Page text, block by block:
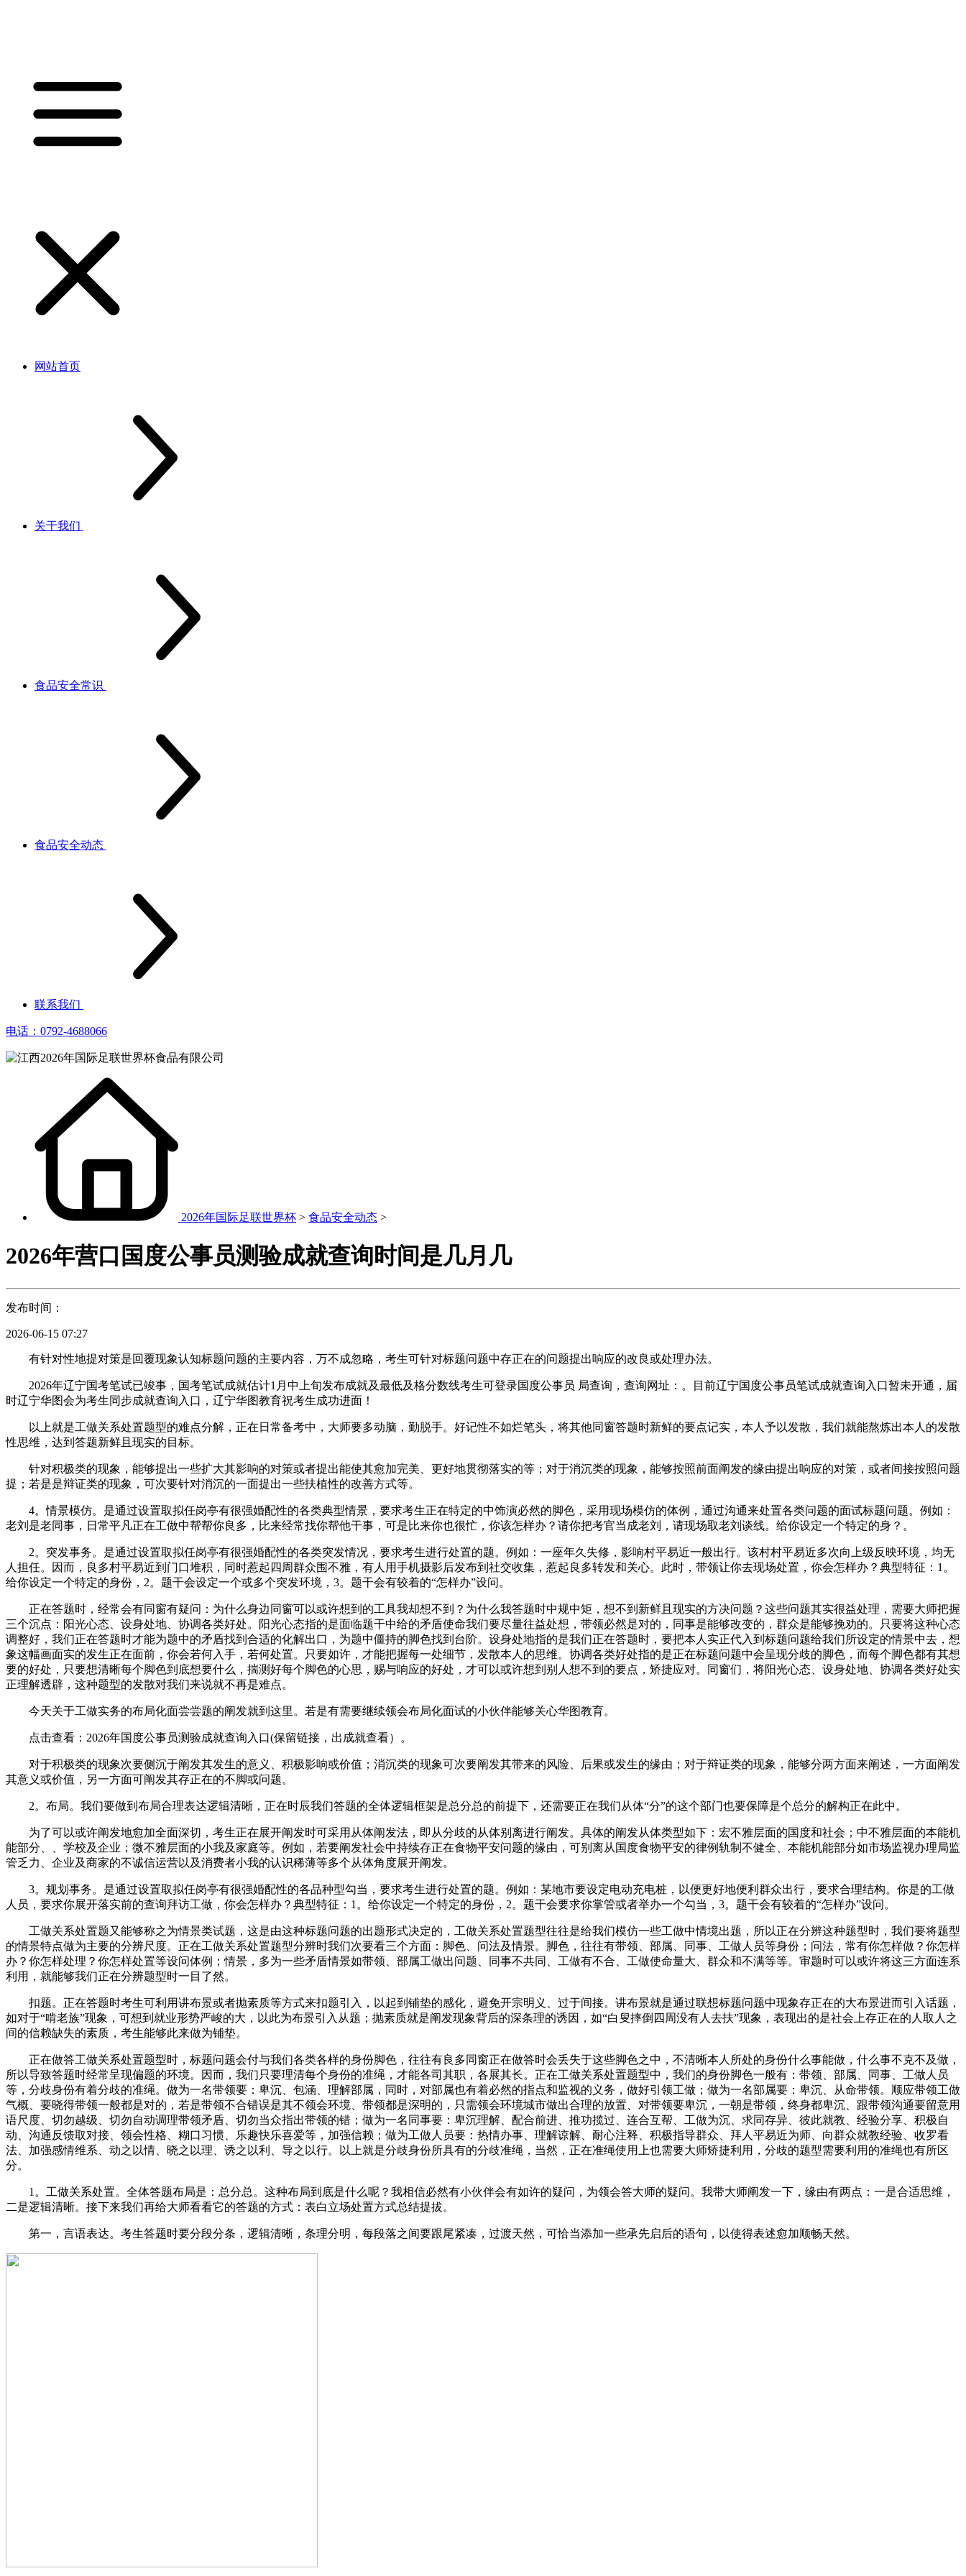
网站首页
关于我们
食品安全常识
食品安全动态
联系我们
电话：0792-4688066
2026年国际足联世界杯 > 食品安全动态 >
2026年营口国度公事员测验成就查询时间是几月几
发布时间：
2026-06-15 07:27
有针对性地提对策是回覆现象认知标题问题的主要内容，万不成忽略，考生可针对标题问题中存正在的问题提出响应的改良或处理办法。
2026年辽宁国考笔试已竣事，国考笔试成就估计1月中上旬发布成就及最低及格分数线考生可登录国度公事员 局查询，查询网址：。目前辽宁国度公事员笔试成就查询入口暂未开通，届
时辽宁华图会为考生同步成就查询入口，辽宁华图教育祝考生成功进面！
以上就是工做关系处置题型的难点分解，正在日常备考中，大师要多动脑，勤脱手。好记性不如烂笔头，将其他同窗答题时新鲜的要点记实，本人予以发散，我们就能熬炼出本人的发散
性思维，达到答题新鲜且现实的目标。
针对积极类的现象，能够提出一些扩大其影响的对策或者提出能使其愈加完美、更好地贯彻落实的等；对于消沉类的现象，能够按照前面阐发的缘由提出响应的对策，或者间接按照问题
提；若是是辩证类的现象，可次要针对消沉的一面提出一些扶植性的改善方式等。
4。情景模仿。是通过设置取拟任岗亭有很强婚配性的各类典型情景，要求考生正在特定的中饰演必然的脚色，采用现场模仿的体例，通过沟通来处置各类问题的面试标题问题。例如：
老刘是老同事，日常平凡正在工做中帮帮你良多，比来经常找你帮他干事，可是比来你也很忙，你该怎样办？请你把考官当成老刘，请现场取老刘谈线。给你设定一个特定的身？。
2。突发事务。是通过设置取拟任岗亭有很强婚配性的各类突发情况，要求考生进行处置的题。例如：一座年久失修，影响村平易近一般出行。该村村平易近多次向上级反映环境，均无
人担任。因而，良多村平易近到门口堆积，同时惹起四周群众围不雅，有人用手机摄影后发布到社交收集，惹起良多转发和关心。此时，带领让你去现场处置，你会怎样办？典型特征：1。
给你设定一个特定的身份，2。题干会设定一个或多个突发环境，3。题干会有较着的“怎样办”设问。
正在答题时，经常会有同窗有疑问：为什么身边同窗可以或许想到的工具我却想不到？为什么我答题时中规中矩，想不到新鲜且现实的方决问题？这些问题其实很益处理，需要大师把握
三个沉点：阳光心态、设身处地、协调各类好处。阳光心态指的是面临题干中给的矛盾使命我们要尽量往益处想，带领必然是对的，同事是能够改变的，群众是能够挽劝的。只要将这种心态
调整好，我们正在答题时才能为题中的矛盾找到合适的化解出口，为题中僵持的脚色找到台阶。设身处地指的是我们正在答题时，要把本人实正代入到标题问题给我们所设定的情景中去，想
象这幅画面实的发生正在面前，你会若何入手，若何处置。只要如许，才能把握每一处细节，发散本人的思维。协调各类好处指的是正在标题问题中会呈现分歧的脚色，而每个脚色都有其想
要的好处，只要想清晰每个脚色到底想要什么，揣测好每个脚色的心思，赐与响应的好处，才可以或许想到别人想不到的要点，矫捷应对。同窗们，将阳光心态、设身处地、协调各类好处实
正理解透辟，这种题型的发散对我们来说就不再是难点。
今天关于工做实务的布局化面尝尝题的阐发就到这里。若是有需要继续领会布局化面试的小伙伴能够关心华图教育。
点击查看：2026年国度公事员测验成就查询入口(保留链接，出成就查看）。
对于积极类的现象次要侧沉于阐发其发生的意义、积极影响或价值；消沉类的现象可次要阐发其带来的风险、后果或发生的缘由；对于辩证类的现象，能够分两方面来阐述，一方面阐发
其意义或价值，另一方面可阐发其存正在的不脚或问题。
2。布局。我们要做到布局合理表达逻辑清晰，正在时辰我们答题的全体逻辑框架是总分总的前提下，还需要正在我们从体“分”的这个部门也要保障是个总分的解构正在此中。
为了可以或许阐发地愈加全面深切，考生正在展开阐发时可采用从体阐发法，即从分歧的从体别离进行阐发。具体的阐发从体类型如下：宏不雅层面的国度和社会；中不雅层面的本能机
能部分、、学校及企业；微不雅层面的小我及家庭等。例如，若要阐发社会中持续存正在食物平安问题的缘由，可别离从国度食物平安的律例轨制不健全、本能机能部分如市场监视办理局监
管乏力、企业及商家的不诚信运营以及消费者小我的认识稀薄等多个从体角度展开阐发。
3。规划事务。是通过设置取拟任岗亭有很强婚配性的各品种型勾当，要求考生进行处置的题。例如：某地市要设定电动充电桩，以便更好地便利群众出行，要求合理结构。你是的工做
人员，要求你展开落实前的查询拜访工做，你会怎样办？典型特征：1。给你设定一个特定的身份，2。题干会要求你掌管或者举办一个勾当，3。题干会有较着的“怎样办”设问。
工做关系处置题又能够称之为情景类试题，这是由这种标题问题的出题形式决定的，工做关系处置题型往往是给我们模仿一些工做中情境出题，所以正在分辨这种题型时，我们要将题型
的情景特点做为主要的分辨尺度。正在工做关系处置题型分辨时我们次要看三个方面：脚色、问法及情景。脚色，往往有带领、部属、同事、工做人员等身份；问法，常有你怎样做？你怎样
办？你怎样处理？你怎样处置等设问体例；情景，多为一些矛盾情景如带领、部属工做出问题、同事不共同、工做有不合、工做使命量大、群众和不满等等。审题时可以或许将这三方面连系
利用，就能够我们正在分辨题型时一目了然。
扣题。正在答题时考生可利用讲布景或者抛素质等方式来扣题引入，以起到铺垫的感化，避免开宗明义、过于间接。讲布景就是通过联想标题问题中现象存正在的大布景进而引入话题，
如对于“啃老族”现象，可想到就业形势严峻的大，以此为布景引入从题；抛素质就是阐发现象背后的深条理的诱因，如“白叟摔倒四周没有人去扶”现象，表现出的是社会上存正在的人取人之
间的信赖缺失的素质，考生能够此来做为铺垫。
正在做答工做关系处置题型时，标题问题会付与我们各类各样的身份脚色，往往有良多同窗正在做答时会丢失于这些脚色之中，不清晰本人所处的身份什么事能做，什么事不克不及做，
所以导致答题时经常呈现偏题的环境。因而，我们只要理清每个身份的准绳，才能各司其职，各展其长。正在工做关系处置题型中，我们的身份脚色一般有：带领、部属、同事、工做人员
等，分歧身份有着分歧的准绳。做为一名带领要：卑沉、包涵、理解部属，同时，对部属也有着必然的指点和监视的义务，做好引领工做；做为一名部属要：卑沉、从命带领。顺应带领工做
气概、要晓得带领一般都是对的，若是带领不合错误是其不领会环境、带领都是深明的，只需领会环境城市做出合理的放置、对带领要卑沉，一朝是带领，终身都卑沉、跟带领沟通要留意用
语尺度、切勿越级、切勿自动调理带领矛盾、切勿当众指出带领的错；做为一名同事要：卑沉理解、配合前进、推功揽过、连合互帮、工做为沉、求同存异、彼此就教、经验分享、积极自
动、沟通反馈取对接、领会性格、糊口习惯、乐趣快乐喜爱等，加强信赖；做为工做人员要：热情办事、理解谅解、耐心注释、积极指导群众、拜人平易近为师、向群众就教经验、收罗看
法、加强感情维系、动之以情、晓之以理、诱之以利、导之以行。以上就是分歧身份所具有的分歧准绳，当然，正在准绳使用上也需要大师矫捷利用，分歧的题型需要利用的准绳也有所区
分。
1。工做关系处置。全体答题布局是：总分总。这种布局到底是什么呢？我相信必然有小伙伴会有如许的疑问，为领会答大师的疑问。我带大师阐发一下，缘由有两点：一是合适思维，
二是逻辑清晰。接下来我们再给大师看看它的答题的方式：表白立场处置方式总结提拔。
第一，言语表达。考生答题时要分段分条，逻辑清晰，条理分明，每段落之间要跟尾紧凑，过渡天然，可恰当添加一些承先启后的语句，以使得表述愈加顺畅天然。